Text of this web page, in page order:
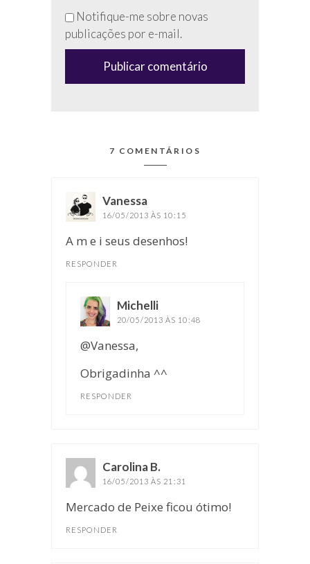
esse
campo
(anti-
Notifique-me sobre novas
publicações por e-mail.
7 COMENTÁRIOS
Vanessa
16/05/2013 ÀS 10:15
A m e i seus desenhos!
RESPONDER
Michelli
20/05/2013 ÀS 10:48
@Vanessa,
Obrigadinha ^^
RESPONDER
Carolina B.
16/05/2013 ÀS 21:31
Mercado de Peixe ficou ótimo!
RESPONDER